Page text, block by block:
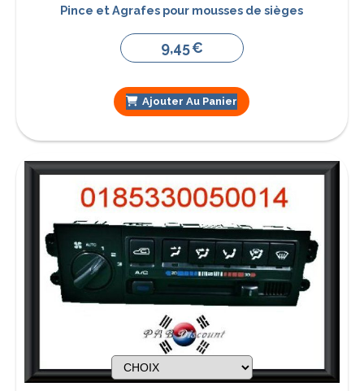
Pince et Agrafes pour mousses de sièges
9,45€
Ajouter Au Panier